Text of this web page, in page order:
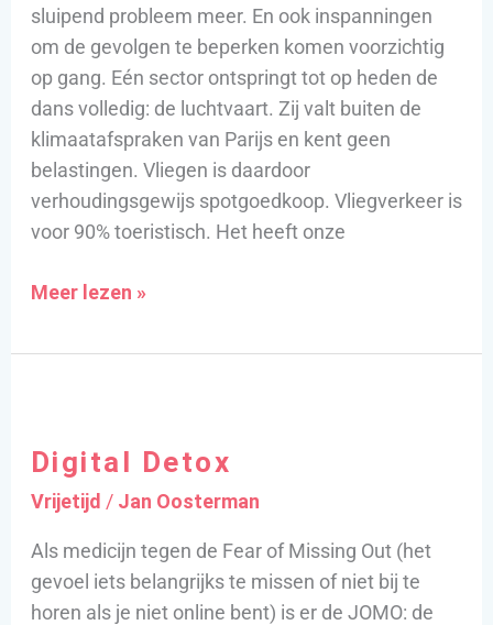
sluipend probleem meer. En ook inspanningen
om de gevolgen te beperken komen voorzichtig
op gang. Eén sector ontspringt tot op heden de
dans volledig: de luchtvaart. Zij valt buiten de
klimaatafspraken van Parijs en kent geen
belastingen. Vliegen is daardoor
verhoudingsgewijs spotgoedkoop. Vliegverkeer is
voor 90% toeristisch. Het heeft onze
Meer lezen »
Digital Detox
Vrijetijd / Jan Oosterman
Als medicijn tegen de Fear of Missing Out (het
gevoel iets belangrijks te missen of niet bij te
horen als je niet online bent) is er de JOMO: de